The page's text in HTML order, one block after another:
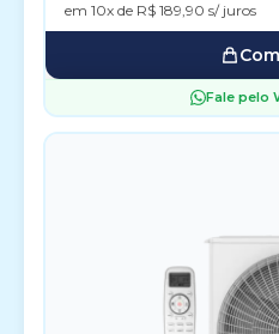
em 10x de R$ 189,90 s/ juros
Fale pelo